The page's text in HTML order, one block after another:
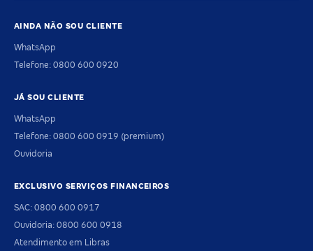
AINDA NÃO SOU CLIENTE
WhatsApp
Telefone: 0800 600 0920
JÁ SOU CLIENTE
WhatsApp
Telefone: 0800 600 0919 (premium)
Ouvidoria
EXCLUSIVO SERVIÇOS FINANCEIROS
SAC: 0800 600 0917
Ouvidoria: 0800 600 0918
Atendimento em Libras